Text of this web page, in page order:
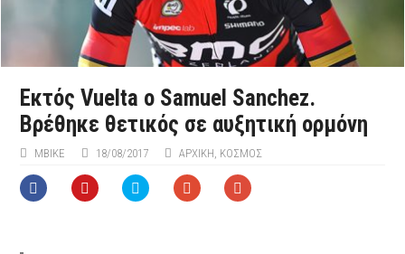
Εκτός Vuelta ο Samuel Sanchez.
Βρέθηκε θετικός σε αυξητική ορμόνη
ΜΒIKE 18/08/2017 ΑΡΧΙΚΉ ΚΟΣΜΟΣ